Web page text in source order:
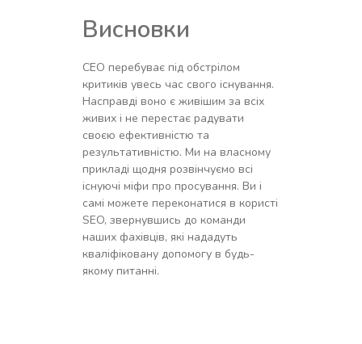
Висновки
СЕО перебуває під обстрілом
критиків увесь час свого існування.
Насправді воно є живішим за всіх
живих і не перестає радувати
своєю ефективністю та
результативністю. Ми на власному
прикладі щодня розвінчуємо всі
існуючі міфи про просування. Ви і
самі можете переконатися в користі
SEO, звернувшись до команди
наших фахівців, які нададуть
кваліфіковану допомогу в будь-
якому питанні.